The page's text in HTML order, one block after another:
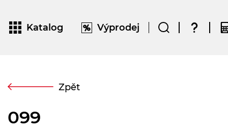
Katalog Výprodej
Zpět
099